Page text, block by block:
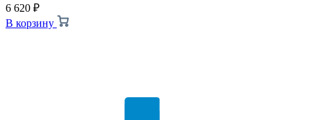
6 620 ₽
В корзину